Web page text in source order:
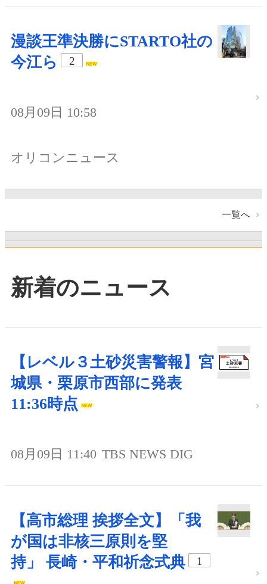
漫談王準決勝にSTARTO社の
今江ら
2
08月09日 10:58
オリコンニュース
一覧へ
新着のニュース
【レベル３土砂災害警報】宮
城県・栗原市西部に発表
11:36時点
08月09日 11:40 TBS NEWS DIG
【高市総理 挨拶全文】「我
が国は非核三原則を堅
持」 長崎・平和祈念式典
1